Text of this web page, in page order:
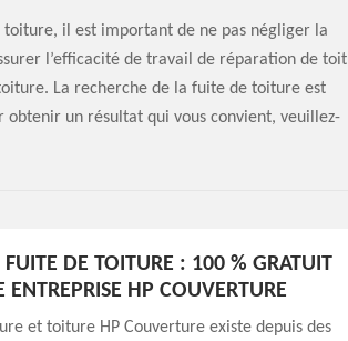
il est important de ne pas négliger la
l’efficacité de travail de réparation de toit
La recherche de la fuite de toiture est
un résultat qui vous convient, veuillez-
FUITE DE TOITURE : 100 % GRATUIT
HP COUVERTURE
et toiture HP Couverture existe depuis des